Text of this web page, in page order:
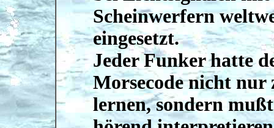
Scheinwerfern
eingesetzt.
Jeder Funker hatte
Morsecode nicht nur
lernen, sondern